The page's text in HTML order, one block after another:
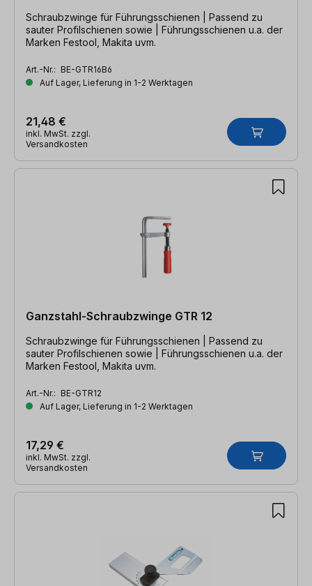
Schraubzwinge für Führungsschienen | Passend zu
sauter Profilschienen sowie | Führungsschienen u.a. der
Marken Festool, Makita uvm.
Art.-Nr.: BE-GTR16B6
Auf Lager, Lieferung in 1-2 Werktagen
21,48 €
inkl. MwSt. zzgl.
Versandkosten
Ganzstahl-Schraubzwinge GTR 12
Schraubzwinge für Führungsschienen | Passend zu
sauter Profilschienen sowie | Führungsschienen u.a. der
Marken Festool, Makita uvm.
Art.-Nr.: BE-GTR12
Auf Lager, Lieferung in 1-2 Werktagen
17,29 €
inkl. MwSt. zzgl.
Versandkosten